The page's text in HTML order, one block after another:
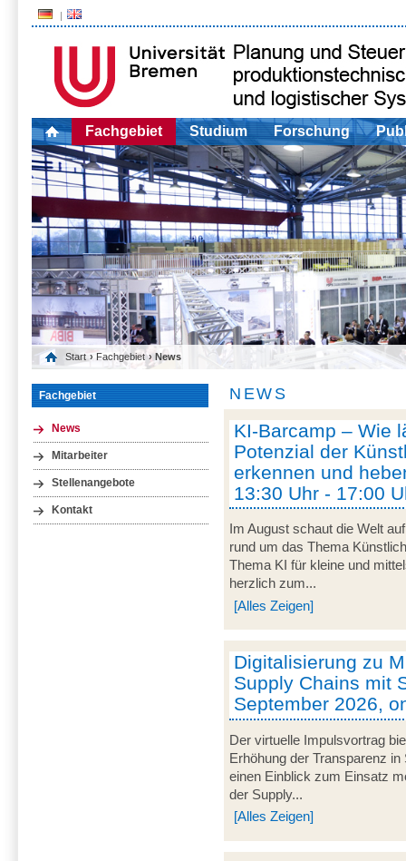
Fachgebiet Studium Forschung
Start › Fachgebiet › News
Fachgebiet
News
Mitarbeiter
Stellenangebote
Kontakt
NEWS
KI-Barcamp – Wie
Potenzial der
erkennen und
13:30 Uhr - 17:00
Im August schaut die Welt
rund um das Thema
Thema KI für kleine und
herzlich zum...
[Alles Zeigen]
Digitalisierung zu
Supply Chains mit
September 2026,
Der virtuelle Impulsvortrag
Erhöhung der Transparenz
einen Einblick zum Einsatz
der Supply...
[Alles Zeigen]